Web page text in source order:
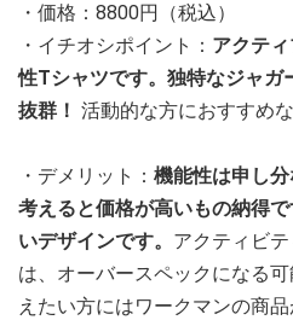
・価格：8800円（税込）
・イチオシポイント： アクテ
性Tシャツです。独特なジャガ
抜群！ 活動的な方におすすめ
・デメリット： 機能性は申し
考えると価格が高いもの納得
いデザインです。 アクティビ
は、オーバースペックになる
えたい方にはワークマンの商品